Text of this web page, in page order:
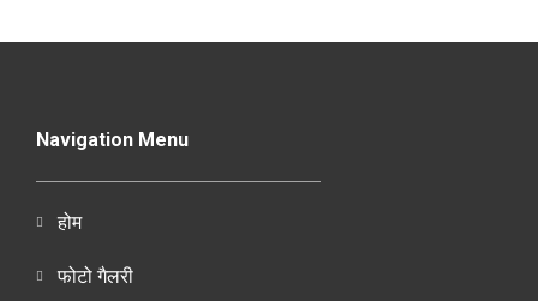
Navigation Menu
होम
फोटो गैलरी